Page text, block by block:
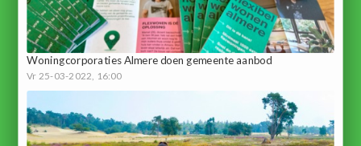
Woningcorporaties Almere doen gemeente aanbod
Vr 25-03-2022, 16:00